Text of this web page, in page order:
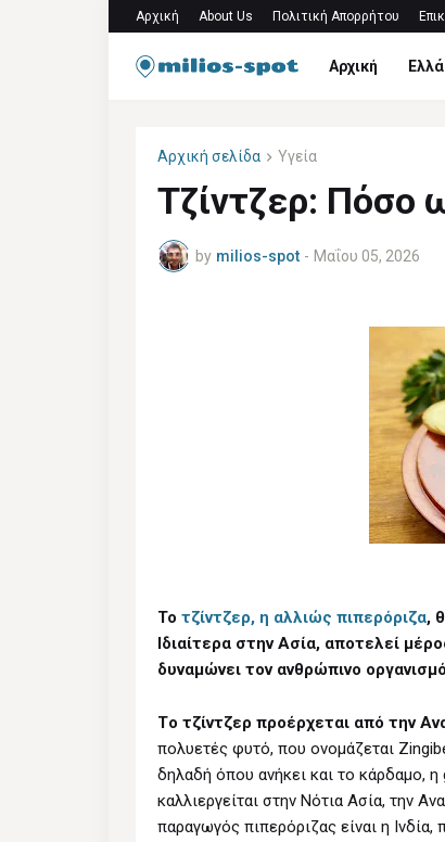
Αρχική About Us Πολιτική Απορρήτου
Αρχική
Αρχική σελίδα Υγεία
Τζίντζερ: Πόσο
by milios-spot - Μαΐου 05, 2026
Το τζίντζερ, η αλλιώς πιπερόριζα,
Ιδιαίτερα στην Ασία, αποτελεί
δυναμώνει τον ανθρώπινο
Tο τζίντζερ προέρχεται από την
πολυετές φυτό, που ονομάζεται
δηλαδή όπου ανήκει και το κάρδαμο,
καλλιεργείται στην Νότια Ασία, την
παραγωγός πιπερόριζας είναι η